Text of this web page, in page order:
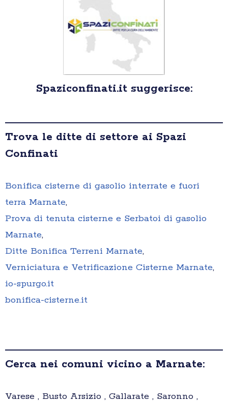
Spaziconfinati.it suggerisce:
Trova le ditte di settore ai Spazi
Confinati
Bonifica cisterne di gasolio interrate e fuori
terra Marnate,
Prova di tenuta cisterne e Serbatoi di gasolio
Marnate,
Ditte Bonifica Terreni Marnate,
Verniciatura e Vetrificazione Cisterne Marnate,
io-spurgo.it
bonifica-cisterne.it
Cerca nei comuni vicino a Marnate:
Varese , Busto Arsizio , Gallarate , Saronno ,